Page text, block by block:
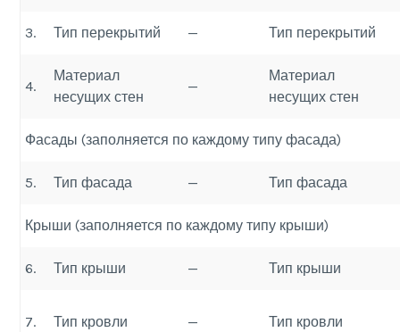
3. Тип перекрытий — Тип перекрытий
4.
Материал
несущих стен
—
Материал
несущих стен
Фасады (заполняется по каждому типу фасада)
5. Тип фасада — Тип фасада
Крыши (заполняется по каждому типу крыши)
6. Тип крыши — Тип крыши
7. Тип кровли — Тип кровли